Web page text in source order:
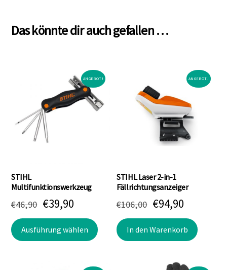
Das könnte dir auch gefallen …
ANGEBOT!
STIHL
Multifunktionswerkzeug
€46,90 Ursprünglicher
Preis
war:
€39,90Aktueller
Preis
ist:
Ausführung wählen
Dieses
Produkt
ANGEBOT!
STIHL Laser 2-in-1
Fällrichtungsanzeiger
€106,00 Ursprünglicher
Preis
war:
€94,90
Preis
ist:
In den Warenkorb